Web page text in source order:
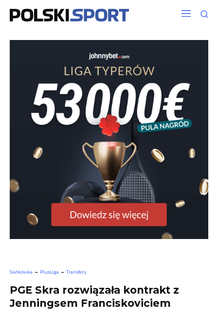
Siatkówka PlusLiga Transfery
PGE Skra rozwiązała kontrakt z
Jenningsem Franciskoviciem